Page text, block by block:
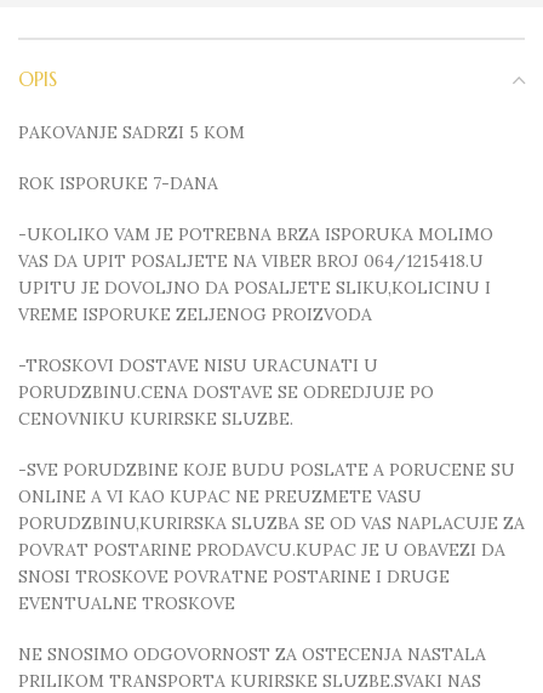
OPIS
PAKOVANJE SADRZI 5 KOM
ROK ISPORUKE 7-DANA
-UKOLIKO VAM JE POTREBNA BRZA ISPORUKA MOLIMO
VAS DA UPIT POSALJETE NA VIBER BROJ 064/1215418.U
UPITU JE DOVOLJNO DA POSALJETE SLIKU,KOLICINU I
VREME ISPORUKE ZELJENOG PROIZVODA
-TROSKOVI DOSTAVE NISU URACUNATI U
PORUDZBINU.CENA DOSTAVE SE ODREDJUJE PO
CENOVNIKU KURIRSKE SLUZBE.
-SVE PORUDZBINE KOJE BUDU POSLATE A PORUCENE SU
ONLINE A VI KAO KUPAC NE PREUZMETE VASU
PORUDZBINU,KURIRSKA SLUZBA SE OD VAS NAPLACUJE ZA
POVRAT POSTARINE PRODAVCU.KUPAC JE U OBAVEZI DA
SNOSI TROSKOVE POVRATNE POSTARINE I DRUGE
EVENTUALNE TROSKOVE
NE SNOSIMO ODGOVORNOST ZA OSTECENJA NASTALA
PRILIKOM TRANSPORTA KURIRSKE SLUZBE.SVAKI NAS